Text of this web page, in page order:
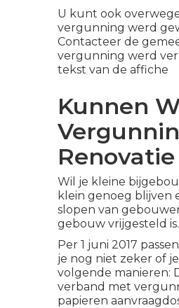
U kunt ook
vergunning werd
Contacteer de
vergunning werd
tekst van de affiche
Kunnen
Wil je kleine
klein genoeg blijven
slopen van
gebouw vrijgesteld
Per 1 juni 2017
je nog niet zeker of
volgende manieren:
verband met
papieren